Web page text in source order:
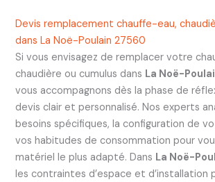
Devis remplacement chauffe-eau,
dans La Noë-Poulain 27560
Si vous envisagez de remplacer votre
chaudière ou cumulus dans La Noë-
vous accompagnons dès la phase de
devis clair et personnalisé. Nos experts
besoins spécifiques, la configuration de
vos habitudes de consommation pour
matériel le plus adapté. Dans La Noë-
les contraintes d’espace et d’installation